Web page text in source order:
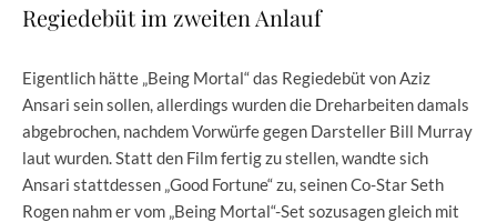
Regiedebüt im zweiten Anlauf
Eigentlich hätte „Being Mortal“ das Regiedebüt von Aziz
Ansari sein sollen, allerdings wurden die Dreharbeiten damals
abgebrochen, nachdem Vorwürfe gegen Darsteller Bill Murray
laut wurden. Statt den Film fertig zu stellen, wandte sich
Ansari stattdessen „Good Fortune“ zu, seinen Co-Star Seth
Rogen nahm er vom „Being Mortal“-Set sozusagen gleich mit